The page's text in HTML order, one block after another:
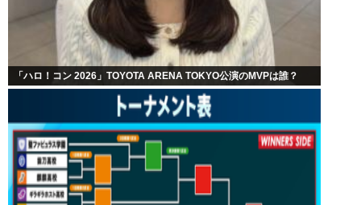
「ハロ！コン 2026」TOYOTA ARENA TOKYO公演のMVPは誰？